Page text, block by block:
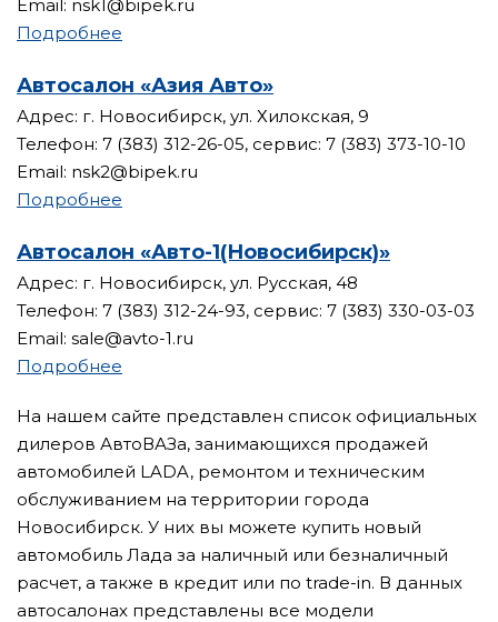
Email: nsk1@bipek.ru
Подробнее
Автосалон «Азия Авто»
Адрес: г. Новосибирск, ул. Хилокская, 9
Телефон: 7 (383) 312-26-05, сервис: 7 (383) 373-10-10
Email: nsk2@bipek.ru
Подробнее
Автосалон «Авто-1(Новосибирск)»
Адрес: г. Новосибирск, ул. Русская, 48
Телефон: 7 (383) 312-24-93, сервис: 7 (383) 330-03-03
Email: sale@avto-1.ru
Подробнее
На нашем сайте представлен список официальных
дилеров АвтоВАЗа, занимающихся продажей
автомобилей LADA, ремонтом и техническим
обслуживанием на территории города
Новосибирск. У них вы можете купить новый
автомобиль Лада за наличный или безналичный
расчет, а также в кредит или по trade-in. В данных
автосалонах представлены все модели